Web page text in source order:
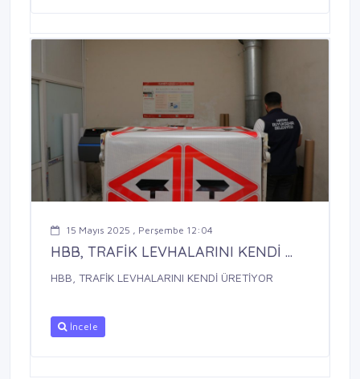
15 Mayıs 2025 , Perşembe 12:04
HBB, TRAFİK LEVHALARINI KENDİ ...
HBB, TRAFİK LEVHALARINI KENDİ ÜRETİYOR
İncele